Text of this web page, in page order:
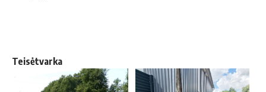
Teisėtvarka